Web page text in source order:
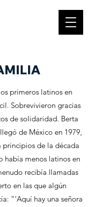
primeros latinos en
Sobrevivieron gracias
de solidaridad. Berta
de México en 1979,
principios de la década
había menos latinos en
recibía llamadas
en las que algún
“‘Aquí hay una señora